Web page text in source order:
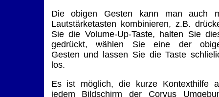
Die obigen Gesten kann man auch
Lautstärketasten kombinieren, z.B.
Sie die Volume-Up-Taste, halten Sie
gedrückt, wählen Sie eine der
Gesten und lassen Sie die Taste
los.
Es ist möglich, die kurze Kontexthilfe
jedem Bildschirm der Corvus